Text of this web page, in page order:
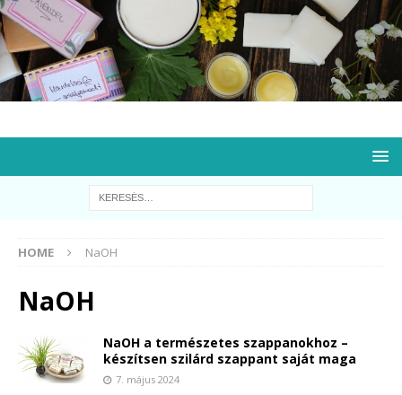
HOME NaOH
NaOH
NaOH a természetes szappanokhoz –
készítsen szilárd szappant saját maga
7. május 2024